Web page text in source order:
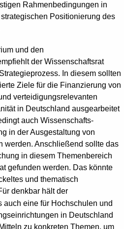
Rahmenbedingungen in
Positionierung des
und den
der Wissenschaftsrat
In diesem sollten
Ziele für die Finanzierung von
verteidigungsrelevanten
in Deutschland ausgearbeitet
auch Wissenschafts­
in der Ausgestaltung von
werden. Anschließend sollte das
in diesem Themenbereich
gefunden werden. Das könnte
und thematisch
denkbar hält der
eine für Hochschulen und
in Deutschland
zu konkreten Themen, um